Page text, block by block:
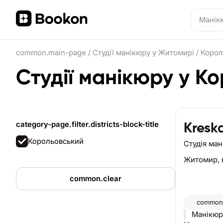
common.main-page / Студії манікюру у Житомирі /
Студії манікюру у
category-page.filter.districts-block-title
Корольовський
common.clear
Студія
Житомир,